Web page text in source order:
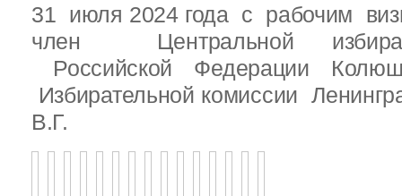
31 июля 2024 года с рабочим
член Центральной
Российской Федерации
Избирательной комиссии
В.Г.